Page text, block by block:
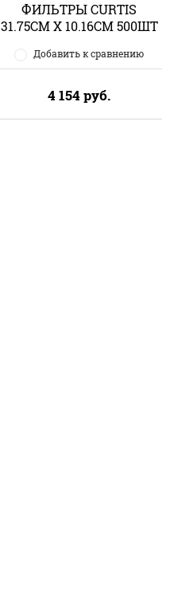
ФИЛЬТРЫ CURTIS
31.75CM X 10.16CM 500ШТ
Добавить к сравнению
4 154руб.